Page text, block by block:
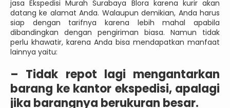
jasa Ekspedisi Murah Surabaya Blora karena kurir akan
datang ke alamat Anda. Walaupun demikian, Anda harus
siap dengan tarifnya karena lebih mahal apabila
dibandingkan dengan pengiriman biasa. Namun tidak
perlu khawatir, karena Anda bisa mendapatkan manfaat
lainnya yaitu:
– Tidak repot lagi mengantarkan
barang ke kantor ekspedisi, apalagi
jika barangnya berukuran besar.